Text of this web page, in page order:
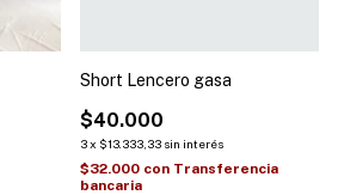
Short Lencero gasa
$40.000
3x $13.333,33 sin interés
$32.000 con Transferencia
bancaria